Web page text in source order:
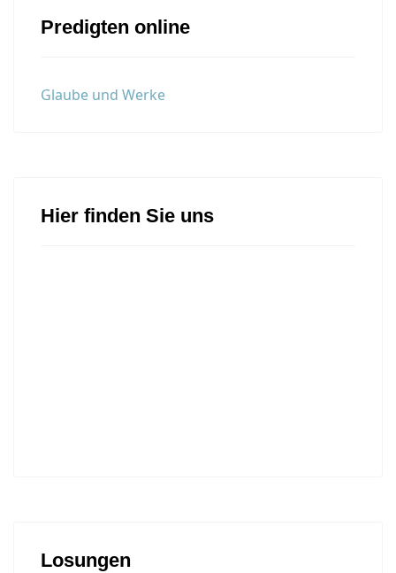
Predigten online
Glaube und Werke
Hier finden Sie uns
Losungen